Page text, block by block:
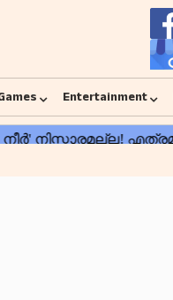
Entertainment